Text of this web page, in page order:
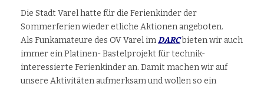
Die Stadt Varel hatte für die Ferienkinder der
Sommerferien wieder etliche Aktionen angeboten.
Als Funkamateure des OV Varel imDARCbieten wir auch
immer ein Platinen- Bastelprojekt für technik-
interessierte Ferienkinder an. Damit machen wir auf
unsere Aktivitäten aufmerksam und wollen so ein